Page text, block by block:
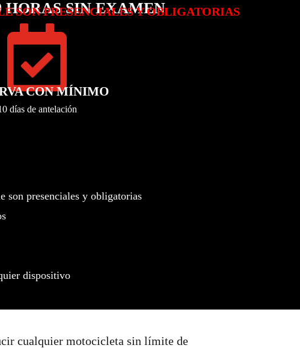
HORAS SIN EXAMEN
SON PRESENCIALES Y OBLIGATORIAS

CON MÍNIMO
días de antelación
son presenciales y obligatorias
dispositivo
cualquier motocicleta sin límite de